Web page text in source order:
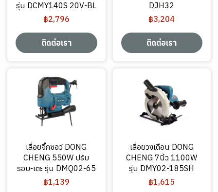
รุ่น DCMY140S 20V-BL
฿2,796
ติดต่อเรา
DJH32
฿3,204
ติดต่อเรา
เลื่อยจิ๊กซอว์ DONG
CHENG 550W ปรับ
รอบ-เตะ รุ่น DMQ02-65
฿1,139
เลื่อยวงเดือน DONG
CHENG 7นิ้ว 1100W
รุ่น DMY02-185SH
฿1,615